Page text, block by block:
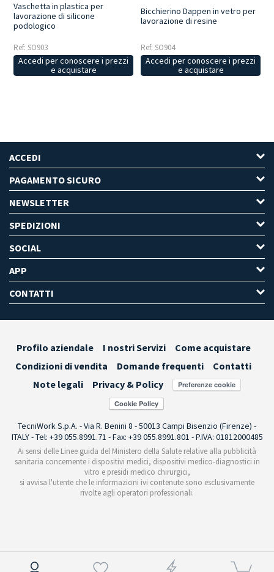
Vaschetta in plastica per
lavorazione di silicone
podologico
Ref: SO903
Accedi per conoscere i prezzi
e acquistare
Bicchierino Dappen in vetro per
lavorazione di resine
Ref: SO904
Accedi per conoscere i prezzi
e acquistare
ACCEDI
PAGAMENTO SICURO
NEWSLETTER
SPEDIZIONI
SOCIAL
APP
CONTATTI
Profilo aziendale I nostri Servizi
Come acquistare
Condizioni di vendita
Domande frequenti
Contatti
Note legali
Privacy & Policy Preferenze cookie
TecniWork S.p.A. - Via R. Benini 8 - 50013 Campi Bisenzio (Firenze) -
ITALY - Tel: +39 055.8991.71 - Fax: +39 055.8991.801 - P.IVA: 01812000485
Ai sensi delle Linee guida del Ministero della Salute relative alla pubblicità
sanitaria concernente i dispositivi medici, dispositivi medico-diagnostici in
vitro e presidi medico chirurgici,
si avvisa l'utente che le informazioni ivi contenute sono esclusivamente
rivolte agli operatori professionali.